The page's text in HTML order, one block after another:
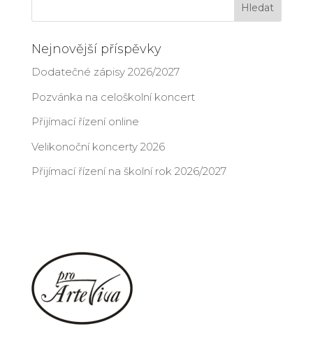
Nejnovější příspěvky
Dodatečné zápisy 2026/2027
Pozvánka na celoškolní koncert
Přijímací řízení online
Velikonoční koncerty 2026
Přijímací řízení na školní rok 2026/2027